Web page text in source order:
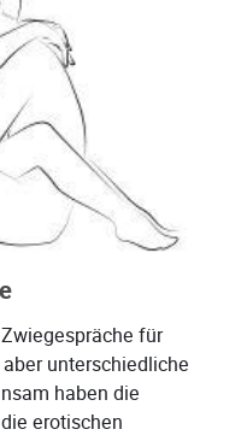
für
unterschiedliche
haben die
erotischen